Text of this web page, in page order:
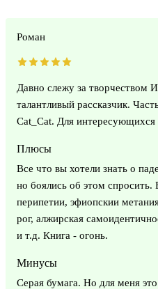
Роман
Давно слежу за творчеством
талантливый рассказчик.
Cat_Cat. Для
Плюсы
Все что вы хотели знать о
но боялись об этом спросить.
перипетии, эфиопскии
рог, алжирская
и т.д. Книга - огонь.
Минусы
Серая бумага. Но для меня